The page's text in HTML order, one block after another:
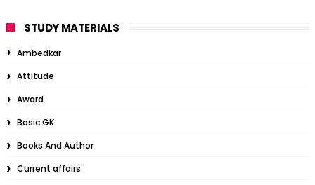
STUDY MATERIALS
Ambedkar
Attitude
Award
Basic GK
Books And Author
Current affairs